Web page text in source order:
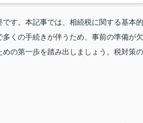
す。本記事では、相続税に関する基本的
くの手続きが伴うため、事前の準備が欠
の第一歩を踏み出しましょう。税対策の